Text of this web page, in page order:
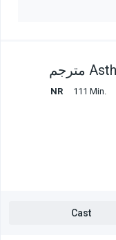
111 Min.
NR
Cast